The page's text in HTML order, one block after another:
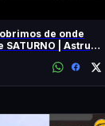
de onde
SATURNO | Astrum